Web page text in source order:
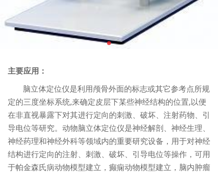
主要应用：
脑立体定位仪是利用颅骨外面的标志或其它参考点所规
定的三度坐标系统,来确定皮层下某些神经结构的位置,以便
在非直视暴露下对其进行定向的刺激、破坏、注射药物、引
导电位等研究。动物脑立体定位仪是神经解剖、神经生理、
神经药理和神经外科等领域内的重要研究设备，用于对神经
结构进行定向的注射、刺激、破坏、引导电位等操作，可用
于帕金森氏病动物模型建立，癫痫动物模型建立，脑内肿瘤